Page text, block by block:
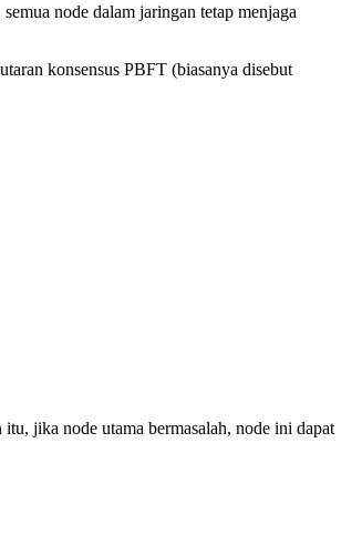
node dalam jaringan tetap menjaga
konsensus PBFT (biasanya disebut
jika node utama bermasalah, node ini dapat